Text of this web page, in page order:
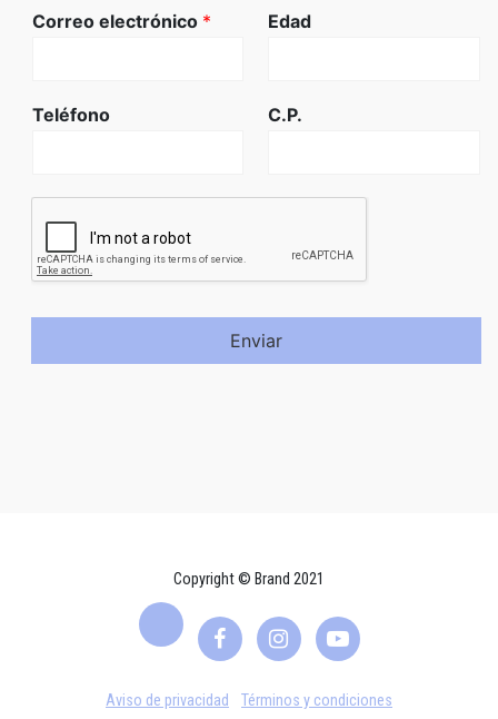
Correo electrónico * Edad
Teléfono C.P.
Enviar
Copyright © Brand 2021
Aviso de privacidad Términos y condiciones